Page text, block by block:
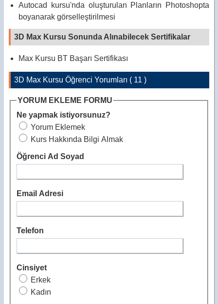
Autocad kursu'nda oluşturulan Planların Photoshopta
boyanarak görselleştirilmesi
3D Max Kursu Sonunda Alınabilecek Sertifikalar
Max Kursu BT Başarı Sertifikası
3D Max Kursu Öğrenci Yorumları ( 11 )
YORUM EKLEME FORMU
Ne yapmak istiyorsunuz?
Yorum Eklemek
Kurs Hakkında Bilgi Almak
Öğrenci Ad Soyad
Email Adresi
Telefon
Cinsiyet
Erkek
Kadın